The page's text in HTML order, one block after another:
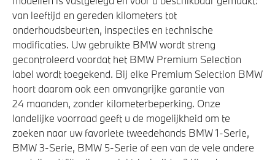
van leeftijd en gereden kilometers tot
onderhoudsbeurten, inspecties en technische
modificaties. Uw gebruikte BMW wordt streng
gecontroleerd voordat het BMW Premium Selection
label wordt toegekend. Bij elke Premium Selection BMW
hoort daarom ook een omvangrijke garantie van
24 maanden, zonder kilometerbeperking. Onze
landelijke voorraad geeft u de mogelijkheid om te
zoeken naar uw favoriete tweedehands BMW 1-Serie,
BMW 3-Serie, BMW 5-Serie of een van de vele andere